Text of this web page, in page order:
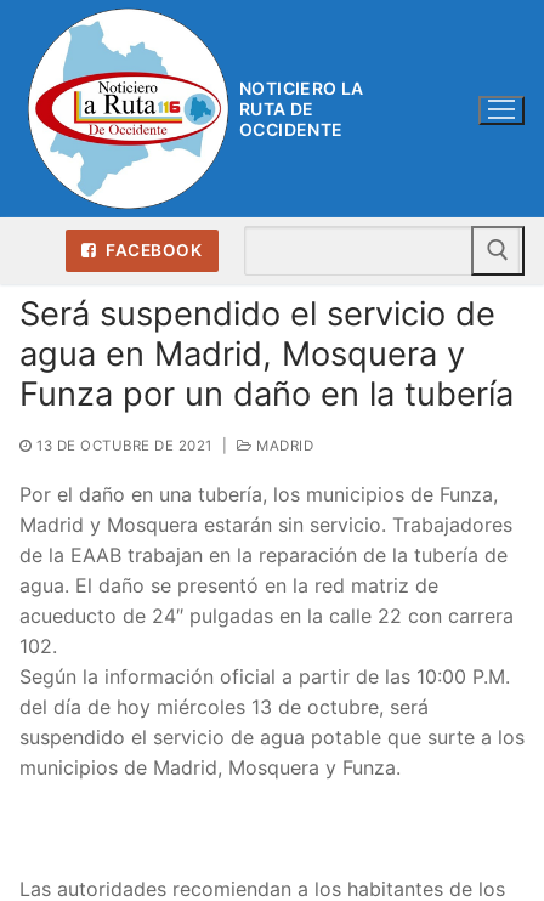
contenido
NOTICIERO LA
RUTA DE
OCCIDENTE
FACEBOOK
Será suspendido el servicio de
agua en Madrid, Mosquera y
Funza por un daño en la tubería
13 DE OCTUBRE DE 2021 MADRID
Por el daño en una tubería, los municipios de Funza,
Madrid y Mosquera estarán sin servicio. Trabajadores
de la EAAB trabajan en la reparación de la tubería de
agua. El daño se presentó en la red matriz de
acueducto de 24″ pulgadas en la calle 22 con carrera
102.
Según la información oficial a partir de las 10:00 P.M.
del día de hoy miércoles 13 de octubre, será
suspendido el servicio de agua potable que surte a los
municipios de Madrid, Mosquera y Funza.
Las autoridades recomiendan a los habitantes de los